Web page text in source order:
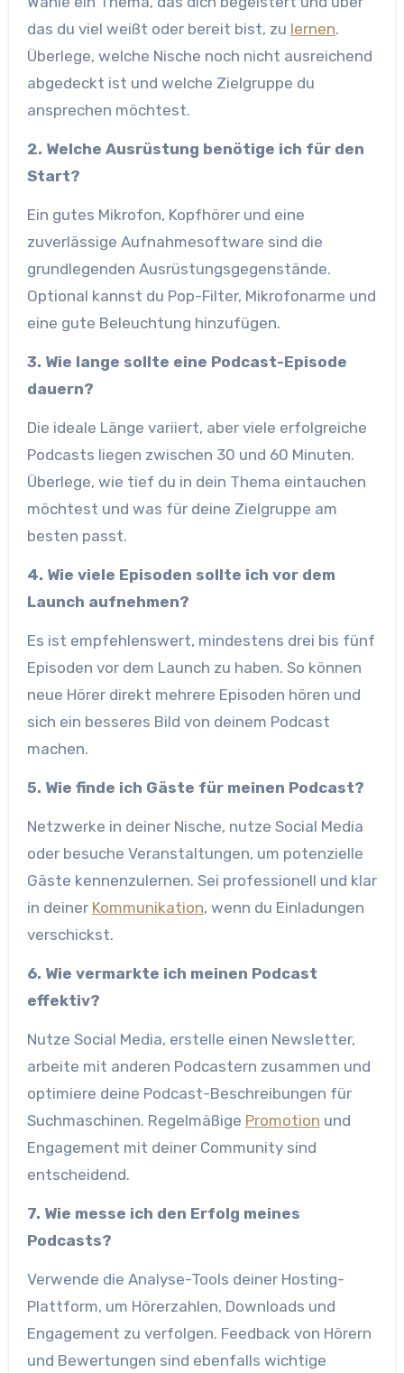
das du viel weißt oder bereit bist, zu lernen.
Überlege, welche Nische noch nicht ausreichend
abgedeckt ist und welche Zielgruppe du
ansprechen möchtest.
2. Welche Ausrüstung benötige ich für den
Start?
Ein gutes Mikrofon, Kopfhörer und eine
zuverlässige Aufnahmesoftware sind die
grundlegenden Ausrüstungsgegenstände.
Optional kannst du Pop-Filter, Mikrofonarme und
eine gute Beleuchtung hinzufügen.
3. Wie lange sollte eine Podcast-Episode
dauern?
Die ideale Länge variiert, aber viele erfolgreiche
Podcasts liegen zwischen 30 und 60 Minuten.
Überlege, wie tief du in dein Thema eintauchen
möchtest und was für deine Zielgruppe am
besten passt.
4. Wie viele Episoden sollte ich vor dem
Launch aufnehmen?
Es ist empfehlenswert, mindestens drei bis fünf
Episoden vor dem Launch zu haben. So können
neue Hörer direkt mehrere Episoden hören und
sich ein besseres Bild von deinem Podcast
machen.
5. Wie finde ich Gäste für meinen Podcast?
Netzwerke in deiner Nische, nutze Social Media
oder besuche Veranstaltungen, um potenzielle
Gäste kennenzulernen. Sei professionell und klar
in deiner Kommunikation, wenn du Einladungen
verschickst.
6. Wie vermarkte ich meinen Podcast
effektiv?
Nutze Social Media, erstelle einen Newsletter,
arbeite mit anderen Podcastern zusammen und
optimiere deine Podcast-Beschreibungen für
Suchmaschinen. Regelmäßige Promotion und
Engagement mit deiner Community sind
entscheidend.
7. Wie messe ich den Erfolg meines
Podcasts?
Verwende die Analyse-Tools deiner Hosting-
Plattform, um Hörerzahlen, Downloads und
Engagement zu verfolgen. Feedback von Hörern
und Bewertungen sind ebenfalls wichtige